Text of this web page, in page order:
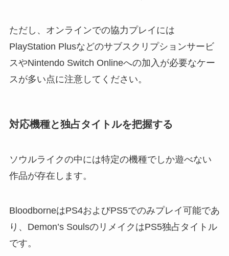
ただし、オンラインでの協力プレイには
PlayStation Plusなどのサブスクリプションサービ
スやNintendo Switch Onlineへの加入が必要なケー
スが多い点に注意してください。
対応機種と独占タイトルを把握する
ソウルライクの中には特定の機種でしか遊べない
作品が存在します。
BloodborneはPS4およびPS5でのみプレイ可能であ
り、Demon’s SoulsのリメイクはPS5独占タイトル
です。